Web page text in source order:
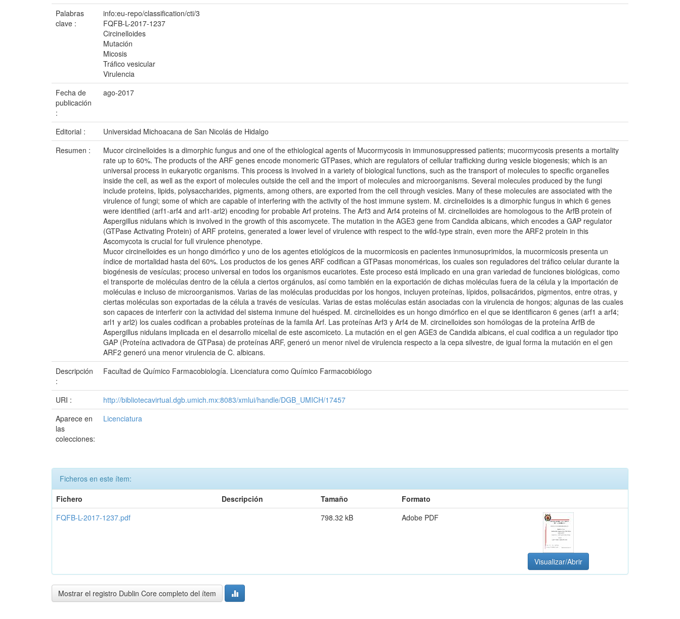
Palabras
clave :
info:eu-repo/classification/cti/3
FQFB-L-2017-1237
Circinelloides
Mutación
Micosis
Tráfico vesicular
Virulencia
Fecha de
publicación
:
ago-2017
Editorial :
Universidad Michoacana de San Nicolás de Hidalgo
Resumen :
Mucor circinelloides is a dimorphic fungus and one of the ethiological agents of Mucormycosis in immunosuppressed patients; mucormycosis presents a mortality
rate up to 60%. The products of the ARF genes encode monomeric GTPases, which are regulators of cellular trafficking during vesicle biogenesis; which is an
universal process in eukaryotic organisms. This process is involved in a variety of biological functions, such as the transport of molecules to specific organelles
inside the cell, as well as the export of molecules outside the cell and the import of molecules and microorganisms. Several molecules produced by the fungi
include proteins, lipids, polysaccharides, pigments, among others, are exported from the cell through vesicles. Many of these molecules are associated with the
virulence of fungi; some of which are capable of interfering with the activity of the host immune system. M. circinelloides is a dimorphic fungus in which 6 genes
were identified (arf1-arf4 and arl1-arl2) encoding for probable Arf proteins. The Arf3 and Arf4 proteins of M. circinelloides are homologous to the ArfB protein of
Aspergillus nidulans which is involved in the growth of this ascomycete. The mutation in the AGE3 gene from Candida albicans, which encodes a GAP regulator
(GTPase Activating Protein) of ARF proteins, generated a lower level of virulence with respect to the wild-type strain, even more the ARF2 protein in this
Ascomycota is crucial for full virulence phenotype.
Mucor circinelloides es un hongo dimórfico y uno de los agentes etiológicos de la mucormicosis en pacientes inmunosuprimidos, la mucormicosis presenta un
índice de mortalidad hasta del 60%. Los productos de los genes ARF codifican a GTPasas monoméricas, los cuales son reguladores del tráfico celular durante la
biogénesis de vesículas; proceso universal en todos los organismos eucariotes. Este proceso está implicado en una gran variedad de funciones biológicas, como
el transporte de moléculas dentro de la célula a ciertos orgánulos, así como también en la exportación de dichas moléculas fuera de la célula y la importación de
moléculas e incluso de microorganismos. Varias de las moléculas producidas por los hongos, incluyen proteínas, lípidos, polisacáridos, pigmentos, entre otras, y
ciertas moléculas son exportadas de la célula a través de vesículas. Varias de estas moléculas están asociadas con la virulencia de hongos; algunas de las cuales
son capaces de interferir con la actividad del sistema inmune del huésped. M. circinelloides es un hongo dimórfico en el que se identificaron 6 genes (arf1 a arf4;
arl1 y arl2) los cuales codifican a probables proteínas de la famila Arf. Las proteínas Arf3 y Arf4 de M. circinelloides son homólogas de la proteína ArfB de
Aspergillus nidulans implicada en el desarrollo micelial de este ascomiceto. La mutación en el gen AGE3 de Candida albicans, el cual codifica a un regulador tipo
GAP (Proteína activadora de GTPasa) de proteínas ARF, generó un menor nivel de virulencia respecto a la cepa silvestre, de igual forma la mutación en el gen
ARF2 generó una menor virulencia de C. albicans.
Descripción
:
Facultad de Químico Farmacobiología. Licenciatura como Químico Farmacobiólogo
URI :
http://bibliotecavirtual.dgb.umich.mx:8083/xmlui/handle/DGB_UMICH/17457
Aparece en
las
colecciones:
Licenciatura
Ficheros en este ítem:
Fichero
Descripción Tamaño
Formato
FQFB-L-2017-1237.pdf
798.32 kB Adobe PDF
Visualizar/Abrir
Mostrar el registro Dublin Core completo del ítem